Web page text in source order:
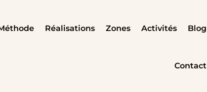
Réalisations Zones Activités Blog
Contact